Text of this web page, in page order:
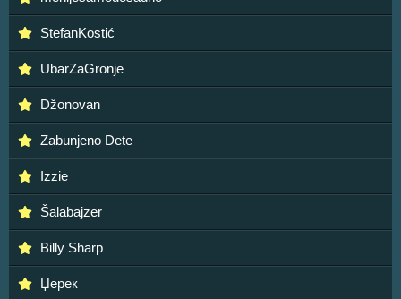
StefanKostić
UbarZaGronje
Džonovan
Zabunjeno Dete
Izzie
Šalabajzer
Billy Sharp
Џерек